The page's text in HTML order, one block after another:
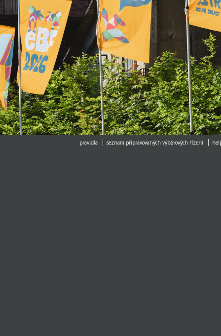
pravidla seznam připravovaných výběrových řízení